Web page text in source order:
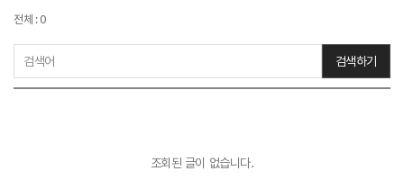
전체 : 0
검색하기
조회된 글이 없습니다.